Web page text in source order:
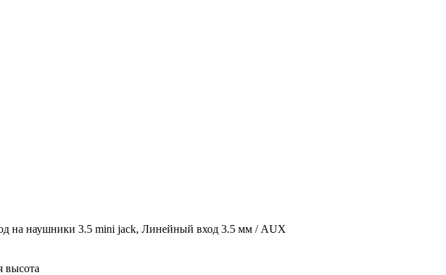
на наушники 3.5 mini jack, Линейный вход 3.5 мм / AUX
высота